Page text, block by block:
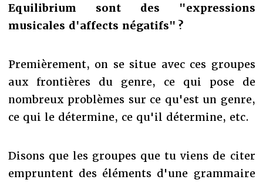
Equilibrium sont des "expressions
musicales d'affects négatifs" ?
Premièrement, on se situe avec ces groupes
aux frontières du genre, ce qui pose de
nombreux problèmes sur ce qu'est un genre,
ce qui le détermine, ce qu'il détermine, etc.
Disons que les groupes que tu viens de citer
empruntent des éléments d'une grammaire